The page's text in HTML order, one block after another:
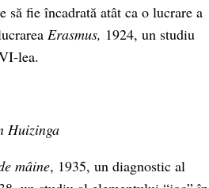
fie încadrată atât ca o lucrare a
Erasmus, 1924, un studiu
lea.
Huizinga
mâine, 1935, un diagnostic al